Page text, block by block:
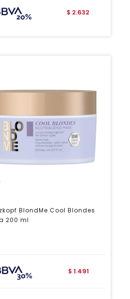
$ 2.632
BlondMe Cool Blondes
200 ml
$ 1.491